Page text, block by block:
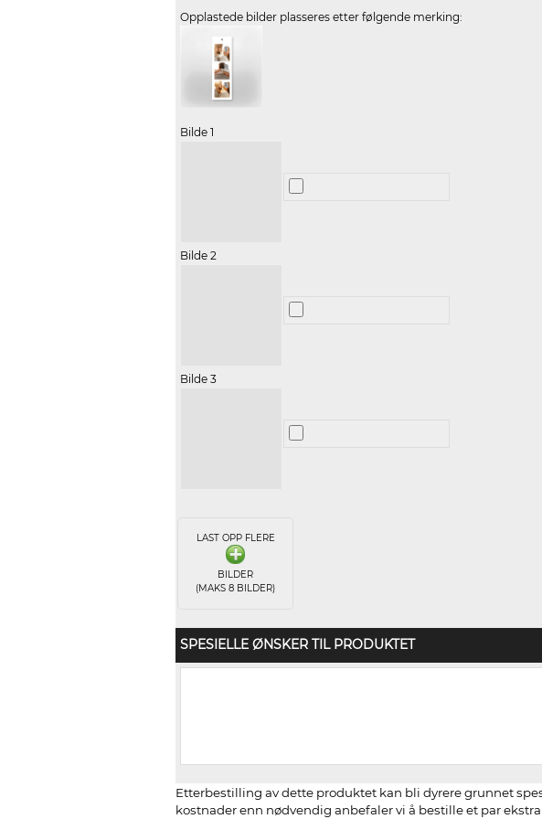
Opplastede bilder plasseres etter følgende merking:
Bilde 1
Bilde 2
Bilde 3
LAST OPP FLERE
BILDER
(MAKS 8 BILDER)
SPESIELLE ØNSKER TIL PRODUKTET
Etterbestilling av dette produktet kan bli dyrere grunnet
kostnader enn nødvendig anbefaler vi å bestille et par